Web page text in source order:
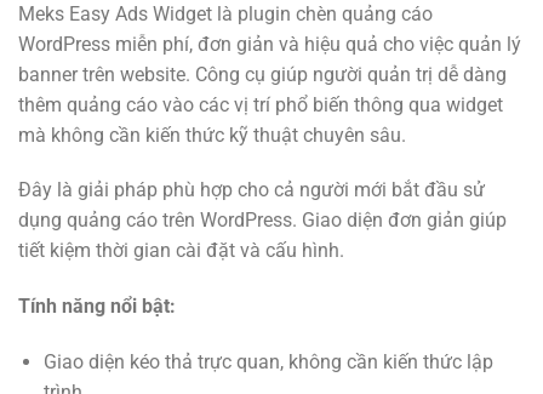
Meks Easy Ads Widget là plugin chèn quảng cáo
WordPress miễn phí, đơn giản và hiệu quả cho việc quản lý
banner trên website. Công cụ giúp người quản trị dễ dàng
thêm quảng cáo vào các vị trí phổ biến thông qua widget
mà không cần kiến thức kỹ thuật chuyên sâu.
Đây là giải pháp phù hợp cho cả người mới bắt đầu sử
dụng quảng cáo trên WordPress. Giao diện đơn giản giúp
tiết kiệm thời gian cài đặt và cấu hình.
Tính năng nổi bật:
Giao diện kéo thả trực quan, không cần kiến thức lập